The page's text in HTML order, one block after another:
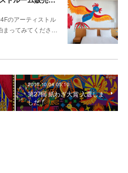
のアーティストル
まってみてくださ…
2017.10.04 05:10
第27回 紙わざ大賞 入選しま
した！